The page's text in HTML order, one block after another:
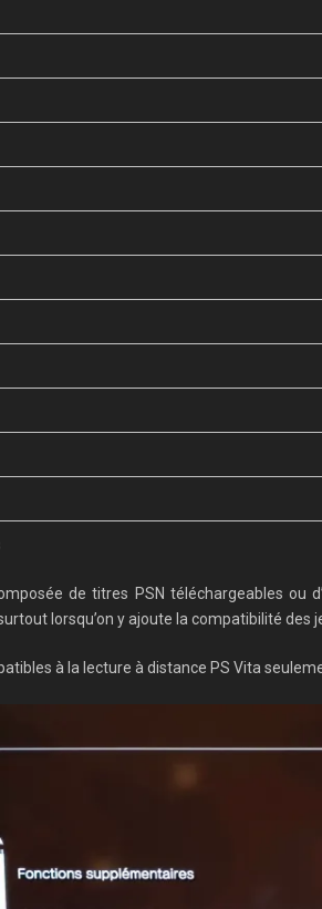
de titres PSN téléchargeables ou
lorsqu’on y ajoute la compatibilité
à la lecture à distance PS Vita